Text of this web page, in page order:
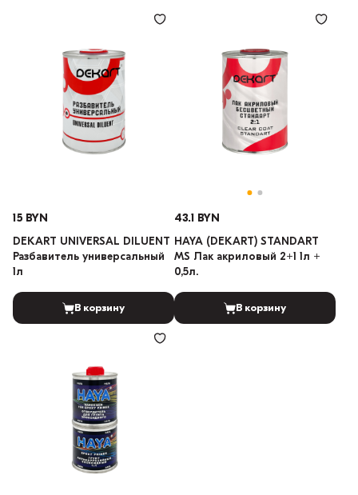
15 BYN
DEKART UNIVERSAL DILUENT
Разбавитель универсальный
1л
В корзину
43.1 BYN
HAYA (DEKART) STANDART
MS Лак акриловый 2+1 1л +
0,5л.
В корзину